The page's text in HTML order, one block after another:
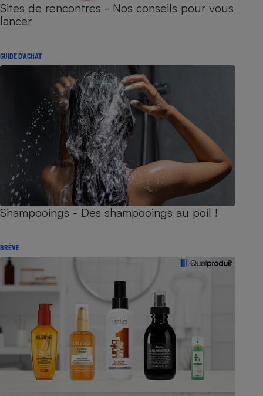
Sites de rencontres - Nos conseils pour vous
lancer
GUIDE D'ACHAT
Shampooings - Des shampooings au poil !
BRÈVE